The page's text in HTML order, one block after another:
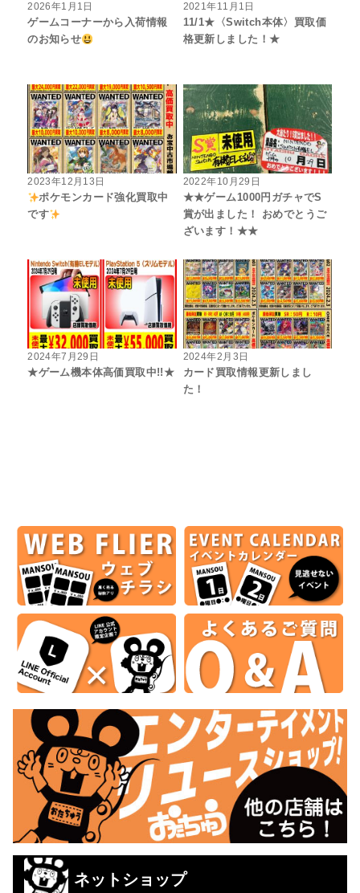
2026年1月1日
ゲームコーナーから入荷情報
のお知らせ
2021年11月1日
11/1★〈Switch本体〉買取価
格更新しました！★
2023年12月13日
ポケモンカード強化買取中
です
2022年10月29日
★★ゲーム1000円ガチャでS
賞が出ました！ おめでとうご
ざいます！★★
2024年7月29日
★ゲーム機本体高価買取中!!★
2024年2月3日
カード買取情報更新しまし
た！
ネットショップ